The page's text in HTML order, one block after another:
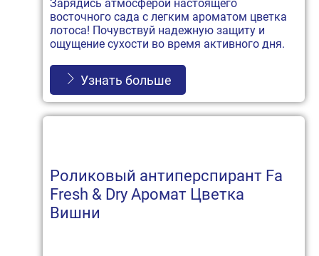
Зарядись атмосферой настоящего
восточного сада с легким ароматом цветка
лотоса! Почувствуй надежную защиту и
ощущение сухости во время активного дня.
Узнать больше
Роликовый антиперспирант Fa
Fresh & Dry Аромат Цветка
Вишни